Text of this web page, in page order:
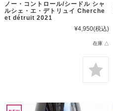
ノー・コントロール/シードル シャ
ルシェ・エ・デトリュイ Cherche
et détruit 2021
¥4,950(税込)
在庫 △